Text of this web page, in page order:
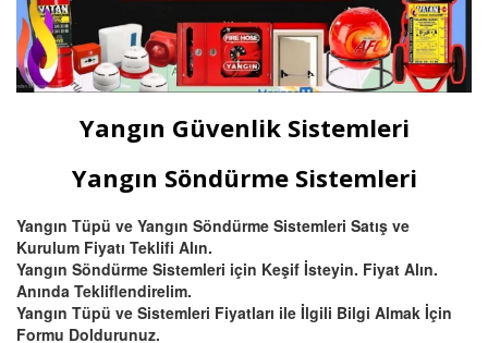
Yangın Güvenlik Sistemleri
Yangın Söndürme Sistemleri
Yangın Tüpü ve Yangın Söndürme Sistemleri Satış ve
Kurulum Fiyatı Teklifi Alın.
Yangın Söndürme Sistemleri için Keşif İsteyin. Fiyat Alın.
Anında Tekliflendirelim.
Yangın Tüpü ve Sistemleri Fiyatları ile İlgili Bilgi Almak İçin
Formu Doldurunuz.